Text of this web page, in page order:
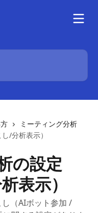
ミーティング分析
/分析表示）
の設定
表示）
（AIボット参加 /